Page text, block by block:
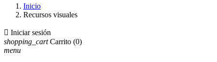
Inicio
Recursos visuales
 Iniciar sesión
shopping_cart Carrito (0)
menu